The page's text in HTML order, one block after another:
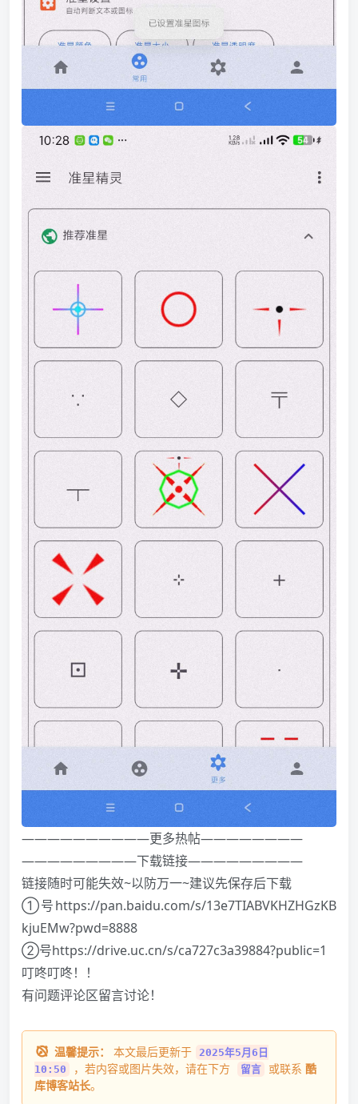
——————————更多热帖————————
—————————下载链接—————————
链接随时可能失效~以防万一~建议先保存后下载
①号https://pan.baidu.com/s/13e7TIABVKHZHGzKB
kjuEMw?pwd=8888
②号https://drive.uc.cn/s/ca727c3a39884?public=1
叮咚叮咚！！
有问题评论区留言讨论！
温馨提示： 本文最后更新于
2025年5月6日
10:50
，若内容或图片失效，请在下方 留言 或联系 酷
库博客站长。